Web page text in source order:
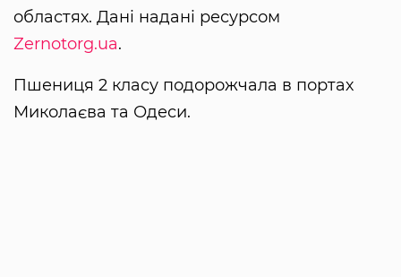
областях. Дані надані ресурсом
Zernotorg.ua.
Пшениця 2 класу подорожчала в портах
Миколаєва та Одеси.